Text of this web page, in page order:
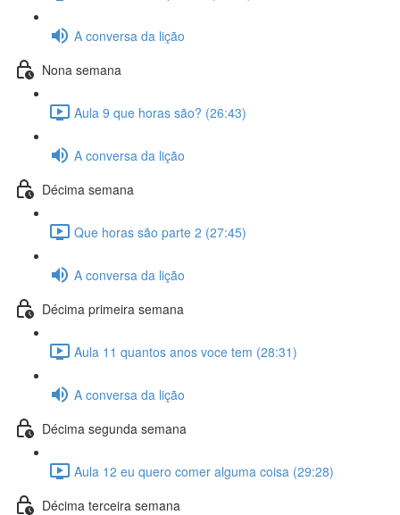
A conversa da lição
Nona semana
Aula 9 que horas são? (26:43)
A conversa da lição
Décima semana
Que horas são parte 2 (27:45)
A conversa da lição
Décima primeira semana
Aula 11 quantos anos voce tem (28:31)
A conversa da lição
Décima segunda semana
Aula 12 eu quero comer alguma coisa (29:28)
Décima terceira semana